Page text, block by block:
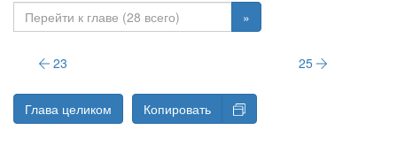
»
23 25
Глава целиком Копировать